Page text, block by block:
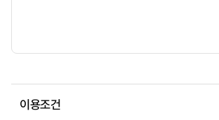
이용조건